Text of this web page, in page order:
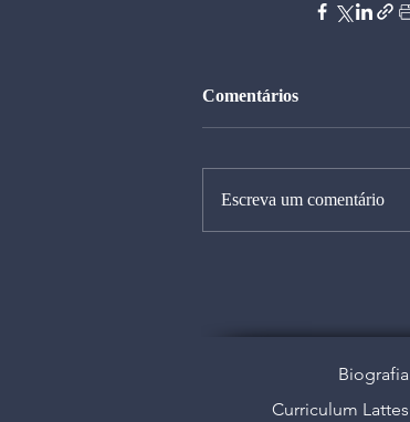
Comentários
Escreva um comentário
Biografia
Curriculum Lattes